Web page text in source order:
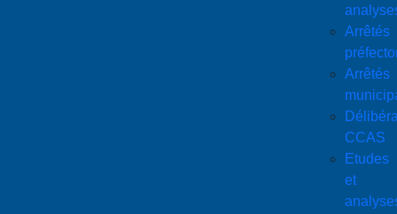
Arrêtés
Arrêtés
CCAS
Etudes
et